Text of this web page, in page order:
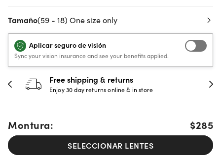
Tamaño(59 - 18) One size only
Aplicar seguro de visión
Sync your vision insurance and see your benefits applied.
Free shipping & returns
Enjoy 30 day returns online & in store
Montura: $285
SELECCIONAR LENTES